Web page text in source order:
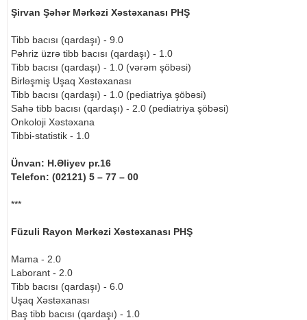
Şirvan Şəhər Mərkəzi Xəstəxanası PHŞ
Tibb bacısı (qardaşı) - 9.0
Pəhriz üzrə tibb bacısı (qardaşı) - 1.0
Tibb bacısı (qardaşı) - 1.0 (vərəm şöbəsi)
Birləşmiş Uşaq Xəstəxanası
Tibb bacısı (qardaşı) - 1.0 (pediatriya şöbəsi)
Sahə tibb bacısı (qardaşı) - 2.0 (pediatriya şöbəsi)
Onkoloji Xəstəxana
Tibbi-statistik - 1.0
Ünvan: H.Əliyev pr.16
Telefon: (02121) 5 – 77 – 00
***
Füzuli Rayon Mərkəzi Xəstəxanası PHŞ
Mama - 2.0
Laborant - 2.0
Tibb bacısı (qardaşı) - 6.0
Uşaq Xəstəxanası
Baş tibb bacısı (qardaşı) - 1.0